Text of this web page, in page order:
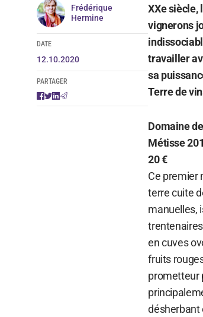
Frédérique
Hermine
DATE
12.10.2020
PARTAGER
XXe siècle,
vignerons
travailler
sa
Terre de
Domaine
Métisse
20 €
Ce premier
terre cuite
manuelles,
en cuves
fruits
prometteur
désherbant